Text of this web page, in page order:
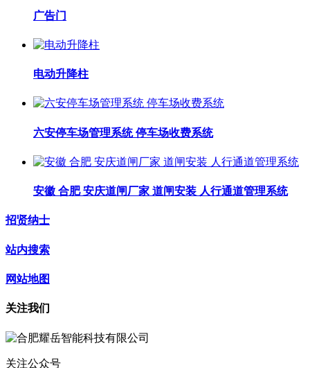
广告门
电动升降柱
六安停车场管理系统 停车场收费系统
安徽 合肥 安庆道闸厂家 道闸安装 人行通道管理系统
招贤纳士
站内搜索
网站地图
关注我们
关注公众号